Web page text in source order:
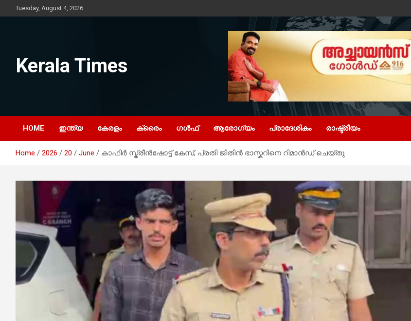
to
Tuesday, August 4, 2026
Kerala Times
HOME ഇന്ത്യ കേരളം ക്രൈം ഗൾഫ് ആരോഗ്യം പ്രാദേശികം രാഷ്ട്രീയം
Home 2026 20 June കാഫിർ സ്ക്രീൻഷോട്ട് കേസ്; പ്രതി ജിതിൻ ഭാസ്കറിനെ റിമാൻഡ് ചെയ്തു